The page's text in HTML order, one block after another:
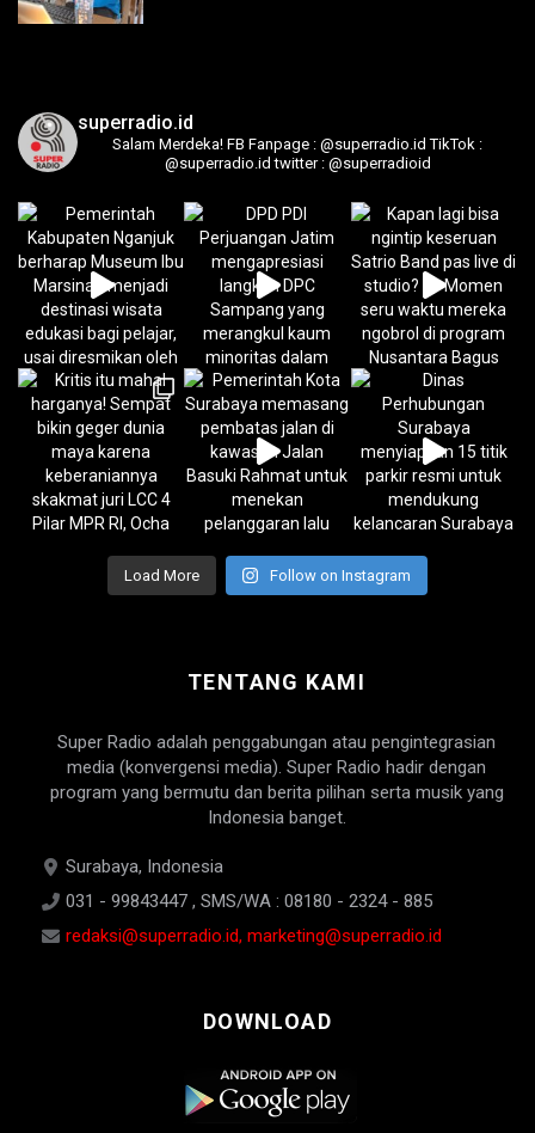
superradio.id
Salam Merdeka! FB Fanpage : @superradio.id TikTok :
@superradio.id twitter : @superradioid
Load More Follow on Instagram
TENTANG KAMI
Super Radio adalah penggabungan atau pengintegrasian
media (konvergensi media). Super Radio hadir dengan
program yang bermutu dan berita pilihan serta musik yang
Indonesia banget.
Surabaya, Indonesia
031 - 99843447 , SMS/WA : 08180 - 2324 - 885
redaksi@superradio.id, marketing@superradio.id
DOWNLOAD